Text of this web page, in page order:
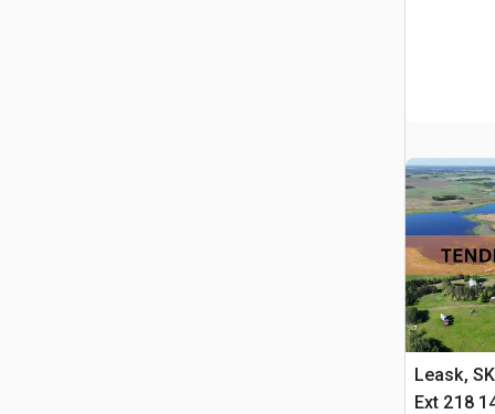
Leask,
Ext 218